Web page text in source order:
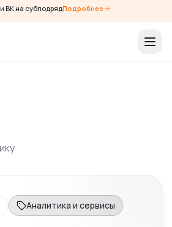
и ВК на субподрядПодробнее
Аналитика и сервисы